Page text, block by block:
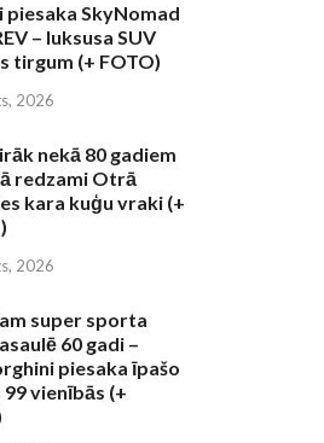
piesaka SkyNomad
– luksusa SUV
tirgum (+ FOTO)
2026
nekā 80 gadiem
redzami Otrā
kara kuģu vraki (+
2026
super sporta
60 gadi –
piesaka īpašo
vienībās (+